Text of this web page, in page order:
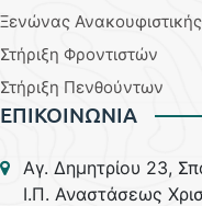
Ξενώνας
Στήριξη Φροντιστών
Στήριξη Πενθούντων
ΕΠΙΚΟΙΝΩΝΙΑ
Aγ. Δημητρίου 23,
Ι.Π. Αναστάσεως